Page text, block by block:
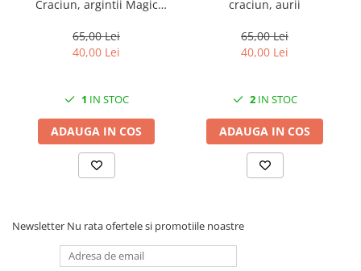
Craciun, argintii Magic
65,00 Lei
40,00 Lei
1 IN STOC
ADAUGA IN COS
craciun, aurii
65,00 Lei
40,00 Lei
2IN STOC
ADAUGA IN COS
Newsletter Nu rata ofertele si promotiile noastre